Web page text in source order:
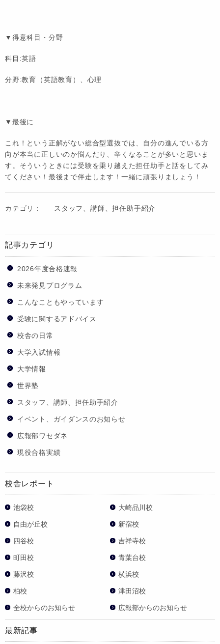
▼得意科目・分野
科目:英語
分野:教育（英語教育）、心理
▼最後に
これ！という正解がない総合型選抜では、自分の進んでいる方
向が本当に正しいのか悩んだり、辛くなることが多いと思いま
す。そういうときには受験を乗り越えた担任助手と話をしてみ
てください！最後まで伴走します！一緒に頑張りましょう！
カテゴリ： スタッフ、講師、担任助手紹介
記事カテゴリ
2026年度合格速報
未来発見プログラム
こんなこともやっています
受験に関するアドバイス
校舎の日常
大学入試情報
大学情報
世界塾
スタッフ、講師、担任助手紹介
イベント、ガイダンスのお知らせ
広報部ワセダネ
現役合格実績
校舎レポート
池袋校 大崎品川校
自由が丘校 新宿校
四谷校 吉祥寺校
町田校 青葉台校
藤沢校 横浜校
柏校 津田沼校
全校からのお知らせ 広報部からのお知らせ
最新記事